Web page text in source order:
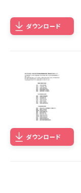
ダウンロード
ダウンロード